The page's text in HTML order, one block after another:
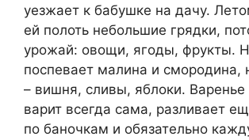
уезжает к бабушке на дачу.
ей полоть небольшие грядки,
урожай: овощи, ягоды, фрукты.
поспевает малина и смородина,
– вишня, сливы, яблоки. Варенье
варит всегда сама, разливает
по баночкам и обязательно